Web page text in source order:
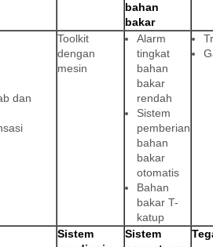
bahan
bakar
dan
Toolkit
dengan
mesin
Alarm
tingkat
bahan
bakar
rendah
Sistem
pemberian
bahan
bakar
otomatis
Bahan
bakar T-
katup
Sistem
Sistem